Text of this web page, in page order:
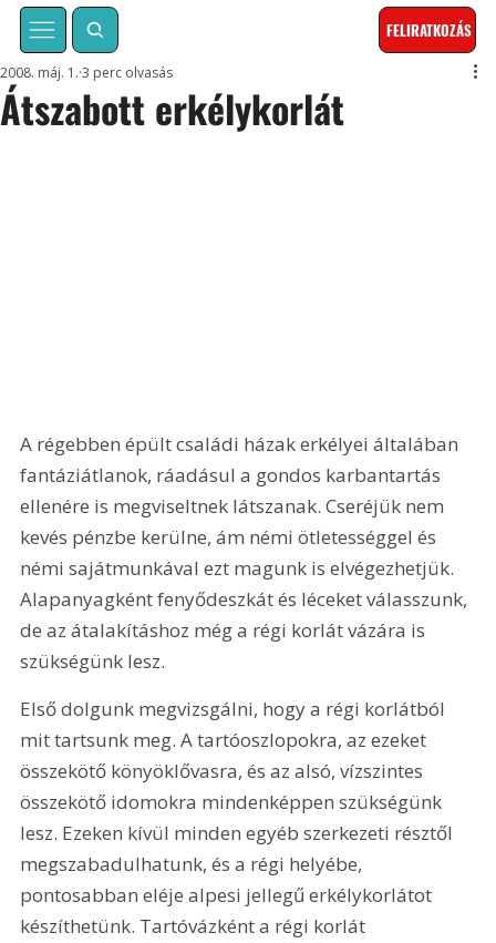
FELIRATKOZÁS
Átszabott erkélykorlát
2008. máj. 1. 3 perc olvasás
A régebben épült családi házak erkélyei általában
fantáziátlanok, ráadásul a gondos karbantartás
ellenére is megviseltnek látszanak. Cseréjük nem
kevés pénzbe kerülne, ám némi ötletességgel és
némi sajátmunkával ezt magunk is elvégezhetjük.
Alapanyagként fenyődeszkát és léceket válasszunk,
de az átalakításhoz még a régi korlát vázára is
szükségünk lesz.
Első dolgunk megvizsgálni, hogy a régi korlátból
mit tartsunk meg. A tartóoszlopokra, az ezeket
összekötő könyöklővasra, és az alsó, vízszintes
összekötő idomokra mindenképpen szükségünk
lesz. Ezeken kívül minden egyéb szerkezeti résztől
megszabadulhatunk, és a régi helyébe,
pontosabban eléje alpesi jellegű erkélykorlátot
készíthetünk. Tartóvázként a régi korlát